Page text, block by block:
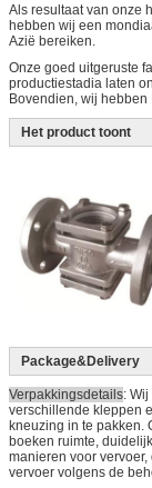
Als resultaat van onze
hebben wij een
Azië bereiken.
Onze goed uitgeruste
productiestadia laten
Bovendien, wij
Het product toont
Package&Delivery
Verpakkingsdetails:
verschillende kleppen
kneuzing in te pakken.
boeken ruimte,
manieren voor
vervoer volgens de